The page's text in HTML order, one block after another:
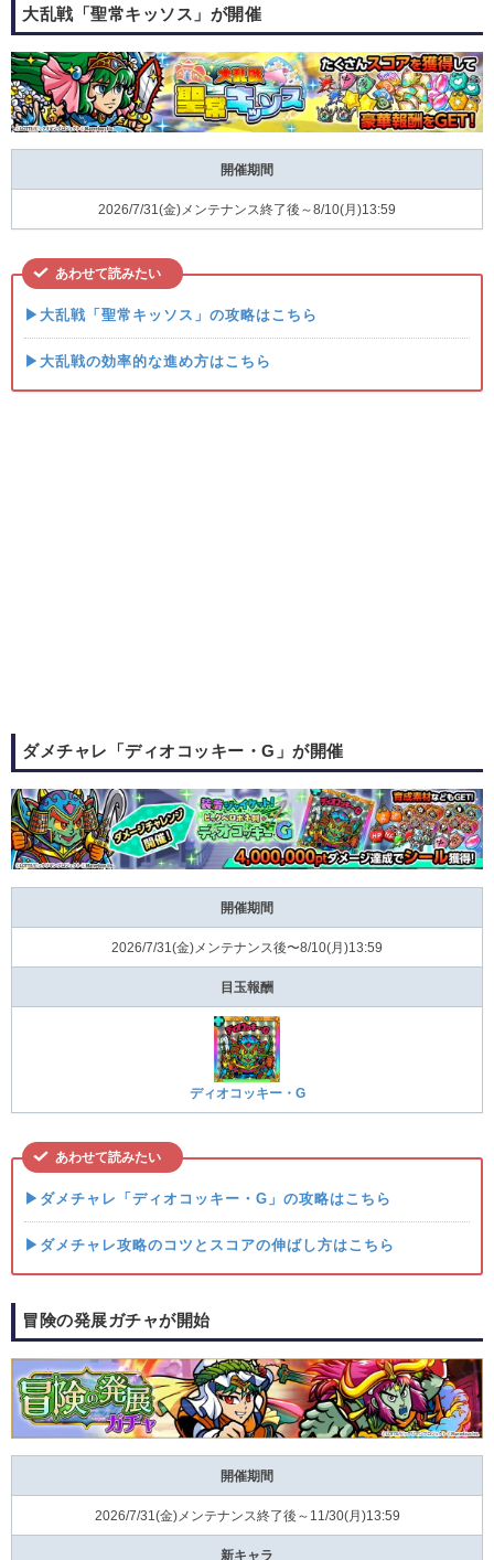
大乱戦「聖常キッソス」が開催
開催期間
2026/7/31(金)メンテナンス終了後～8/10(月)13:59
あわせて読みたい
▶大乱戦「聖常キッソス」の攻略はこちら
▶大乱戦の効率的な進め方はこちら
ダメチャレ「ディオコッキー・G」が開催
開催期間
2026/7/31(⾦)メンテナンス後〜8/10(⽉)13:59
目玉報酬
ディオコッキー・G
あわせて読みたい
▶ダメチャレ「ディオコッキー・G」の攻略はこちら
▶ダメチャレ攻略のコツとスコアの伸ばし方はこちら
冒険の発展ガチャが開始
開催期間
2026/7/31(金)メンテナンス終了後～11/30(月)13:59
新キャラ